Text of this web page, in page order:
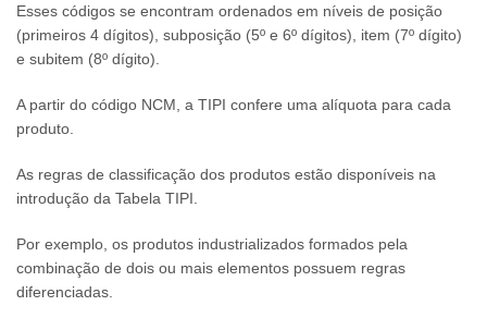
Esses códigos se encontram ordenados em níveis de posição
(primeiros 4 dígitos), subposição (5º e 6º dígitos), item (7º dígito)
e subitem (8º dígito).
A partir do código NCM, a TIPI confere uma alíquota para cada
produto.
As regras de classificação dos produtos estão disponíveis na
introdução da Tabela TIPI.
Por exemplo, os produtos industrializados formados pela
combinação de dois ou mais elementos possuem regras
diferenciadas.